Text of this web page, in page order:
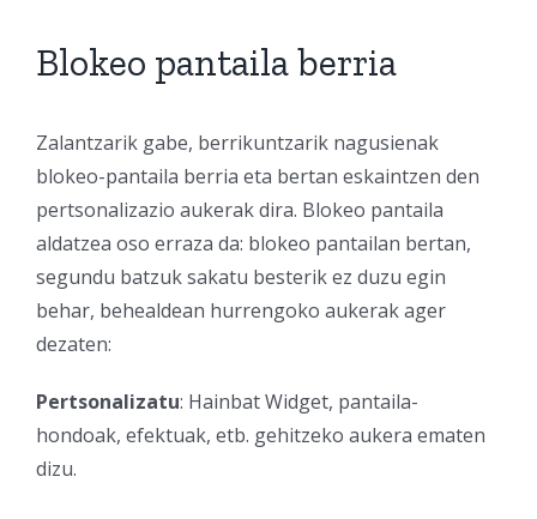
Blokeo pantaila berria
Zalantzarik gabe, berrikuntzarik nagusienak
blokeo-pantaila berria eta bertan eskaintzen den
pertsonalizazio aukerak dira. Blokeo pantaila
aldatzea oso erraza da: blokeo pantailan bertan,
segundu batzuk sakatu besterik ez duzu egin
behar, behealdean hurrengoko aukerak ager
dezaten:
Pertsonalizatu: Hainbat Widget, pantaila-
hondoak, efektuak, etb. gehitzeko aukera ematen
dizu.